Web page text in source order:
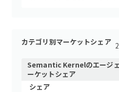
カテゴリ別マーケットシェア
Semantic Kernelのエージ
ーケットシェア
シェア